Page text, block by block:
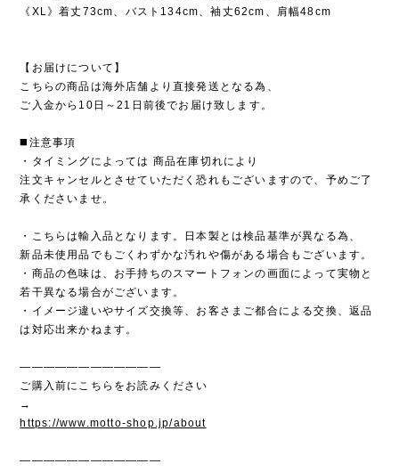
《XL》着丈73cm、バスト134cm、袖丈62cm、肩幅48cm
【お届けについて】
こちらの商品は海外店舗より直接発送となる為、
ご入金から10日～21日前後でお届け致します。
◼️注意事項
・タイミングによっては 商品在庫切れにより
注文キャンセルとさせていただく恐れもございますので、予めご了
承くださいませ。
・こちらは輸入品となります。日本製とは検品基準が異なる為、
新品未使用品でもごくわずかな汚れや傷がある場合もございます。
・商品の色味は、お手持ちのスマートフォンの画面によって実物と
若干異なる場合がございます。
・イメージ違いやサイズ交換等、お客さまご都合による交換、返品
は対応出来かねます。
————————————
ご購入前にこちらをお読みください
→
https://www.motto-shop.jp/about
————————————